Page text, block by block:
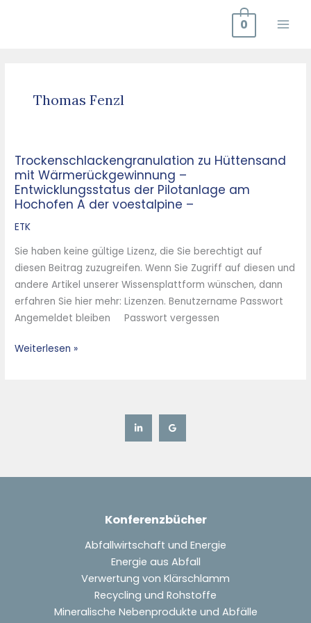
0
Thomas Fenzl
Trockenschlackengranulation zu Hüttensand
mit Wärmerückgewinnung –
Entwicklungsstatus der Pilotanlage am
Hochofen A der voestalpine –
ETK
Sie haben keine gültige Lizenz, die Sie berechtigt auf
diesen Beitrag zuzugreifen. Wenn Sie Zugriff auf diesen und
andere Artikel unserer Wissensplattform wünschen, dann
erfahren Sie hier mehr: Lizenzen. Benutzername Passwort
Angemeldet bleiben Passwort vergessen
Trockenschlackengranulation
zu
Hüttensand
mit
Wärmerückgewinnung
–
Entwicklungsstatus
Pilotanlage
am
Hochofen
A
Weiterlesen »
Konferenzbücher
Abfallwirtschaft und Energie
Energie aus Abfall
Verwertung von Klärschlamm
Recycling und Rohstoffe
Mineralische Nebenprodukte und Abfälle